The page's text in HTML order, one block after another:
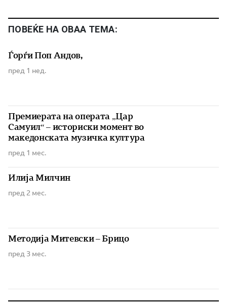
ПОВЕЌЕ НА ОВАА ТЕМА:
Ѓорѓи Поп Андов,
пред 1 нед.
Премиерата на операта „Цар
Самуил“ – историски момент во
македонската музичка култура
пред 1 мес.
Илија Милчин
пред 2 мес.
Методија Митевски – Брицо
пред 3 мес.